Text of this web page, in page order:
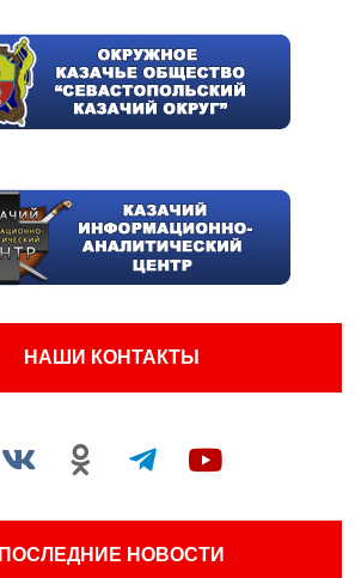
НАШИ КОНТАКТЫ
ПОСЛЕДНИЕ НОВОСТИ